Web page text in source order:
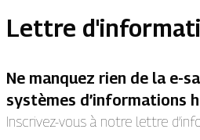
Lettre
Ne manquez rien de la e-
systèmes d’informations
Inscrivez-vous à notre lettre